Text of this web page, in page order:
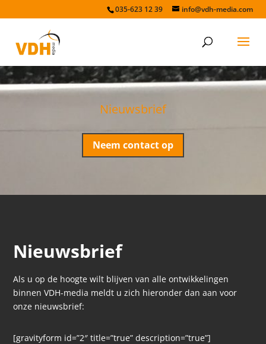
035-623 12 39 info@vdh-media.com
Nieuwsbrief
Neem contact op
Nieuwsbrief
Als u op de hoogte wilt blijven van alle ontwikkelingen
binnen VDH-media meldt u zich hieronder dan aan voor
onze nieuwsbrief:
[gravityform id=”2″ title=”true” description=”true”]